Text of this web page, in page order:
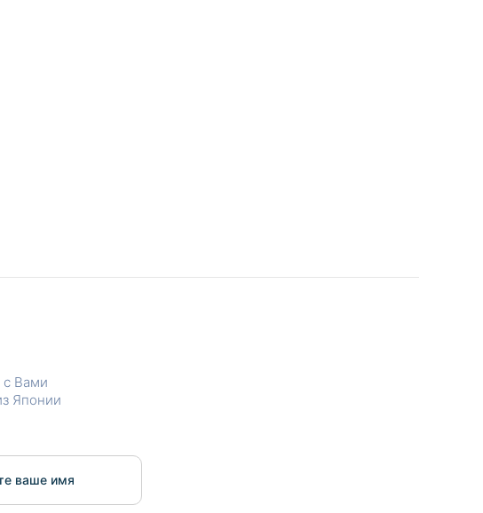
Вами
Японии
вашe имя